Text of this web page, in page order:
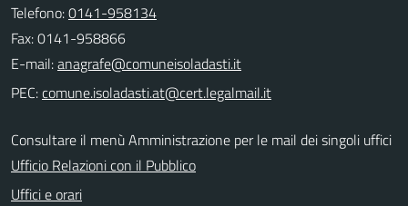
Telefono:0141-958134
Fax: 0141-958866
E-mail:
PEC:
Consultare il menù Amministrazione per le mail dei singoli uffici
Ufficio Relazioni con il Pubblico
Uffici e orari